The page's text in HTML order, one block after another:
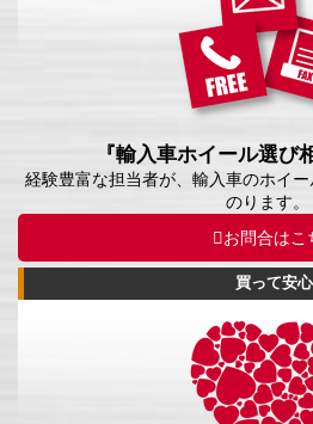
『輸入車ホイール選び
経験豊富な担当者が、輸入車のホイ
のります。
お問合はこ
買って安